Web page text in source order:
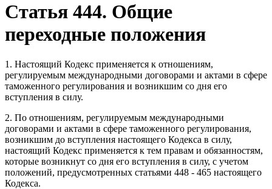
Статья 444. Общие
переходные положения
1. Настоящий Кодекс применяется к отношениям,
регулируемым международными договорами и актами в сфере
таможенного регулирования и возникшим со дня его
вступления в силу.
2. По отношениям, регулируемым международными
договорами и актами в сфере таможенного регулирования,
возникшим до вступления настоящего Кодекса в силу,
настоящий Кодекс применяется к тем правам и обязанностям,
которые возникнут со дня его вступления в силу, с учетом
положений, предусмотренных статьями 448 - 465 настоящего
Кодекса.